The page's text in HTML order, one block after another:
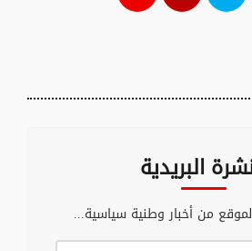
البريدية
من أخبار وطنية سياسية...